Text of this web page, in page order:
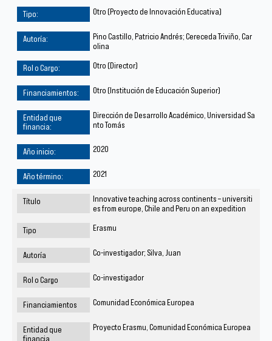
Otro (Proyecto de Innovación Educativa)
Pino Castillo, Patricio Andrés; Cereceda Triviño, Car
olina
Otro (Director)
Otro (Institución de Educación Superior)
Dirección de Desarrollo Académico, Universidad Sa
nto Tomás
2020
2021
Innovative teaching across continents – universiti
es from europe, Chile and Peru on an expedition
Erasmu
Co-investigador; Silva, Juan
Co-investigador
Comunidad Económica Europea
Proyecto Erasmu, Comunidad Económica Europea